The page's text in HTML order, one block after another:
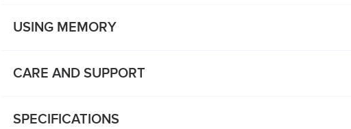
USING MEMORY
CARE AND SUPPORT
SPECIFICATIONS